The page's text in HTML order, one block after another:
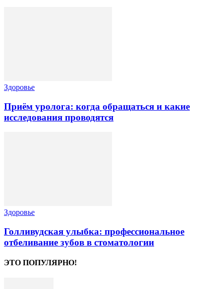
Здоровье
Приём уролога: когда обращаться и какие
исследования проводятся
Здоровье
Голливудская улыбка: профессиональное
отбеливание зубов в стоматологии
ЭТО ПОПУЛЯРНО!